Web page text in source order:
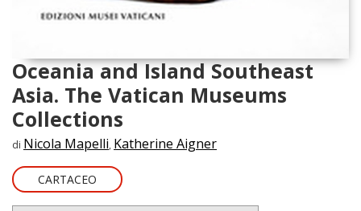
Oceania and Island Southeast
Asia. The Vatican Museums
Collections
di Nicola Mapelli, Katherine Aigner
CARTACEO